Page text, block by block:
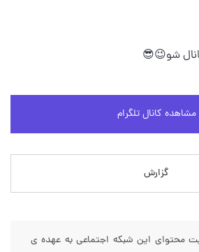
شو😉😎
مشاهده کانال تلگرام
گزارش
محتوای این شبکه اجتماعی به عهده ی